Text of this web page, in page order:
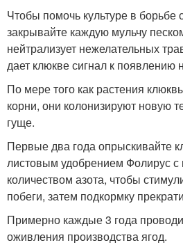
Чтобы помочь культуре в борьбе
закрывайте каждую мульчу
нейтрализует нежелательных
дает клюкве сигнал к появлению
По мере того как растения
корни, они колонизируют новую
гуще.
Первые два года опрыскивайте
листовым удобрением Фолирус
количеством азота, чтобы
побеги, затем подкормку
Примерно каждые 3 года
оживления производства ягод.